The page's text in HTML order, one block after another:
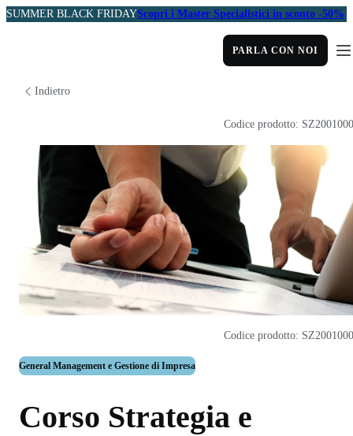
SUMMER BLACK FRIDAYScopri i Master Specialistici in sconto -50%
PARLA CON NOI
Indietro
General Management e Gestione di Impresa
Corso Strategia e
Codice prodotto:
Codice prodotto: